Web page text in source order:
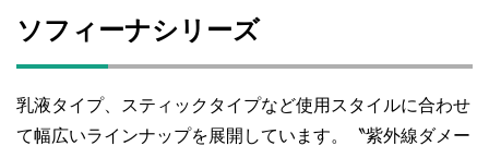
ソフィーナシリーズ
乳液タイプ、スティックタイプなど使用スタイルに合わせ
て幅広いラインナップを展開しています。〝紫外線ダメー